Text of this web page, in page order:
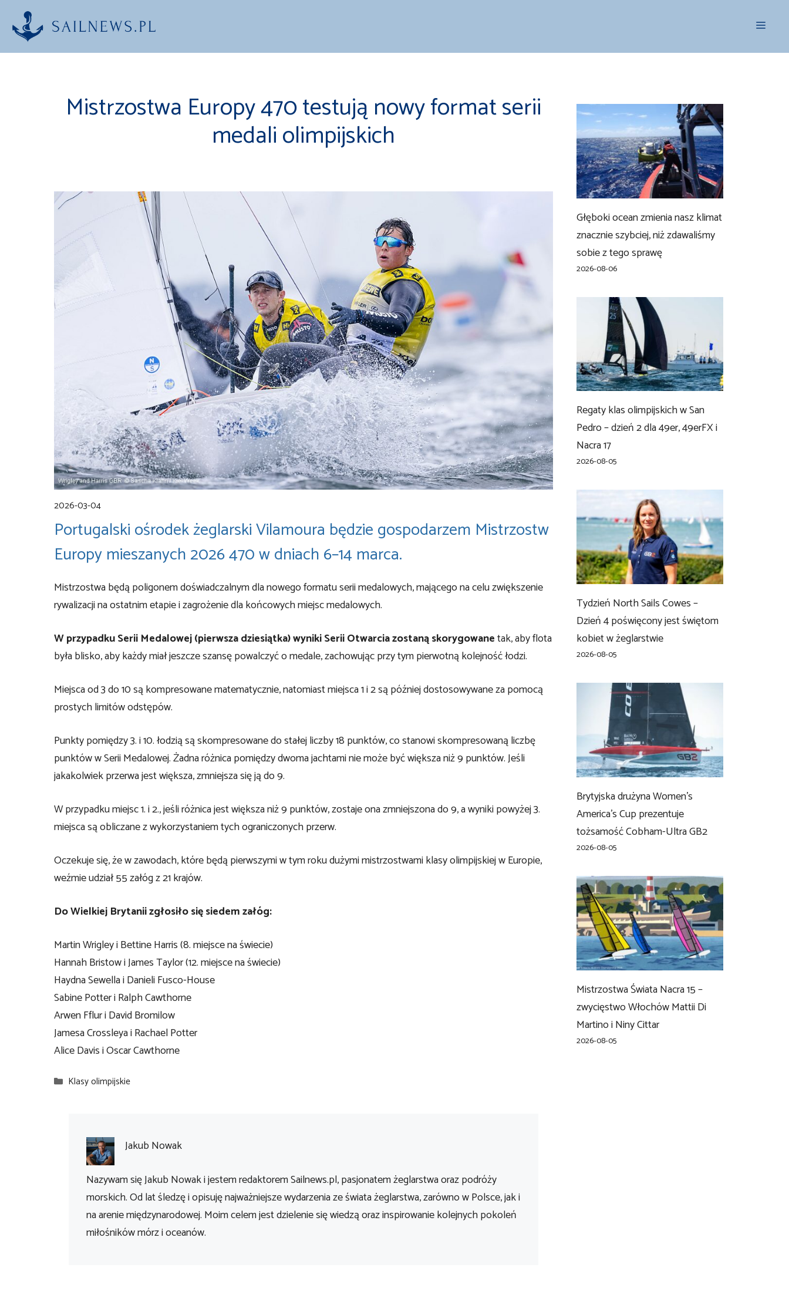
Przejdź
Menu
Mistrzostwa Europy 470 testują nowy format serii
medali olimpijskich
2026-03-04
Portugalski ośrodek żeglarski Vilamoura będzie gospodarzem Mistrzostw
Europy mieszanych 2026 470 w dniach 6–14 marca.
Mistrzostwa będą poligonem doświadczalnym dla nowego formatu serii medalowych, mającego na celu zwiększenie
rywalizacji na ostatnim etapie i zagrożenie dla końcowych miejsc medalowych.
W przypadku Serii Medalowej (pierwsza dziesiątka) wyniki Serii Otwarcia zostaną skorygowanetak, aby flota
była blisko, aby każdy miał jeszcze szansę powalczyć o medale, zachowując przy tym pierwotną kolejność łodzi.
Miejsca od 3 do 10 są kompresowane matematycznie, natomiast miejsca 1 i 2 są później dostosowywane za pomocą
prostych limitów odstępów.
Punkty pomiędzy 3. i 10. łodzią są skompresowane do stałej liczby 18 punktów, co stanowi skompresowaną liczbę
punktów w Serii Medalowej. Żadna różnica pomiędzy dwoma jachtami nie może być większa niż 9 punktów. Jeśli
jakakolwiek przerwa jest większa, zmniejsza się ją do 9.
W przypadku miejsc 1. i 2., jeśli różnica jest większa niż 9 punktów, zostaje ona zmniejszona do 9, a wyniki powyżej 3.
miejsca są obliczane z wykorzystaniem tych ograniczonych przerw.
Oczekuje się, że w zawodach, które będą pierwszymi w tym roku dużymi mistrzostwami klasy olimpijskiej w Europie,
weźmie udział 55 załóg z 21 krajów.
Do Wielkiej Brytanii zgłosiło się siedem załóg:
Martin Wrigley i Bettine Harris (8. miejsce na świecie)
Hannah Bristow i James Taylor (12. miejsce na świecie)
Haydna Sewella i Danieli Fusco-House
Sabine Potter i Ralph Cawthorne
Arwen Fflur i David Bromilow
Jamesa Crossleya i Rachael Potter
Alice Davis i Oscar Cawthorne
Kategorie
Klasy olimpijskie
Jakub Nowak
Nazywam się Jakub Nowak i jestem redaktorem Sailnews.pl, pasjonatem żeglarstwa oraz podróży
morskich. Od lat śledzę i opisuję najważniejsze wydarzenia ze świata żeglarstwa, zarówno w Polsce, jak i
na arenie międzynarodowej. Moim celem jest dzielenie się wiedzą oraz inspirowanie kolejnych pokoleń
miłośników mórz i oceanów.
Głęboki ocean zmienia nasz klimat
znacznie szybciej, niż zdawaliśmy
sobie z tego sprawę
2026-08-06
Regaty klas olimpijskich w San
Pedro – dzień 2 dla 49er, 49erFX i
Nacra 17
2026-08-05
Tydzień North Sails Cowes –
Dzień 4 poświęcony jest świętom
kobiet w żeglarstwie
2026-08-05
Brytyjska drużyna Women’s
America’s Cup prezentuje
tożsamość Cobham-Ultra GB2
2026-08-05
Mistrzostwa Świata Nacra 15 –
zwycięstwo Włochów Mattii Di
Martino i Niny Cittar
2026-08-05